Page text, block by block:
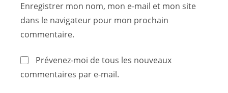
Enregistrer mon nom, mon e-mail et mon site
dans le navigateur pour mon prochain
commentaire.
Prévenez-moi de tous les nouveaux
commentaires par e-mail.